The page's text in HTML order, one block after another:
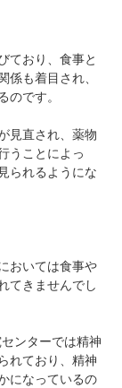
ており、食事と
係も着目され、
のです。
見直され、薬物
うことによっ
られるようにな
おいては食事や
てきませんでし
ンターでは精神
れており、精神
になっているの